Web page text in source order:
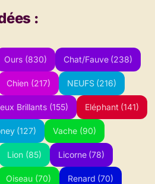
:
Ours (830) Chat/Fauve (238)
Chien (217) NEUFS (216)
Brillants (155) Eléphant (141)
(127) Vache (90)
Lion (85) Licorne (78)
Oiseau (70) Renard (70)